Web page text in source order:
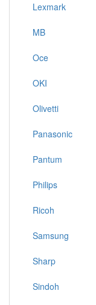
Lexmark
MB
Oce
OKI
Olivetti
Panasonic
Pantum
Philips
Ricoh
Samsung
Sharp
Sindoh